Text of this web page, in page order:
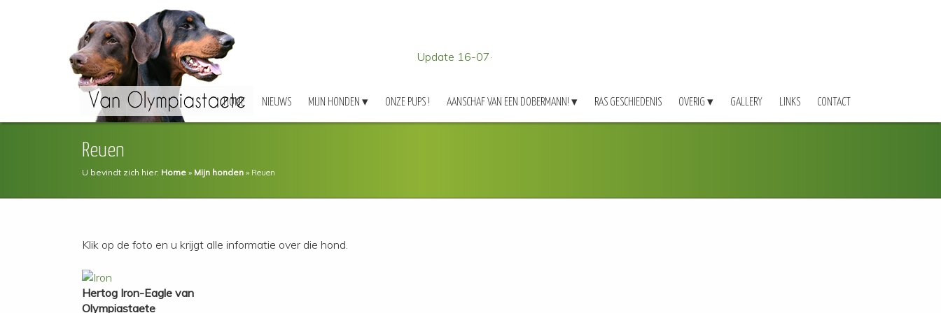
Update 16-07-2026
HOME NIEUWS MIJN HONDEN ONZE PUPS ! AANSCHAF VAN EEN DOBERMANN! RAS GESCHIEDENIS OVERIG GALLERY LINKS CONTACT
Reuen
U bevindt zich hier: Home » Mijn honden » Reuen
Klik op de foto en u krijgt alle informatie over die hond.
Hertog Iron-Eagle van
Olympiastaete